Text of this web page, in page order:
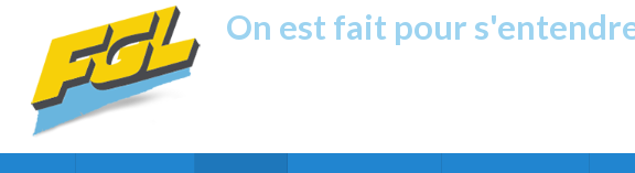
On est fait pour